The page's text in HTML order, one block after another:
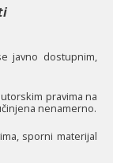
javno dostupnim,
pravima na
nenamerno.
sporni materijal